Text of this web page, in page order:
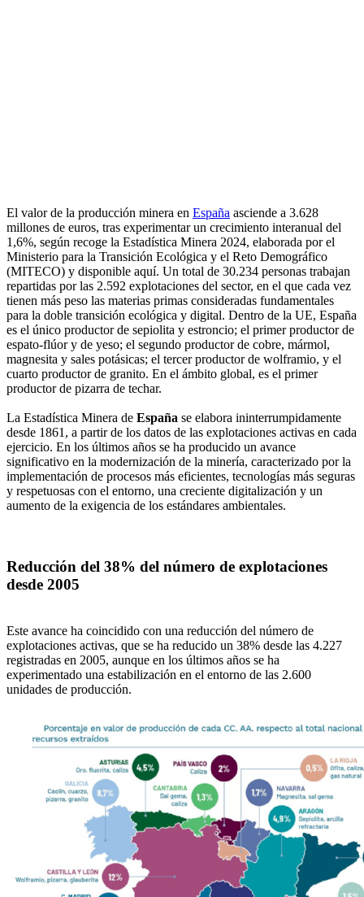
El valor de la producción minera en España asciende a 3.628
millones de euros, tras experimentar un crecimiento interanual del
1,6%, según recoge la Estadística Minera 2024, elaborada por el
Ministerio para la Transición Ecológica y el Reto Demográfico
(MITECO) y disponible aquí. Un total de 30.234 personas trabajan
repartidas por las 2.592 explotaciones del sector, en el que cada vez
tienen más peso las materias primas consideradas fundamentales
para la doble transición ecológica y digital. Dentro de la UE, España
es el único productor de sepiolita y estroncio; el primer productor de
espato-flúor y de yeso; el segundo productor de cobre, mármol,
magnesita y sales potásicas; el tercer productor de wolframio, y el
cuarto productor de granito. En el ámbito global, es el primer
productor de pizarra de techar.
La Estadística Minera de España se elabora ininterrumpidamente
desde 1861, a partir de los datos de las explotaciones activas en cada
ejercicio. En los últimos años se ha producido un avance
significativo en la modernización de la minería, caracterizado por la
implementación de procesos más eficientes, tecnologías más seguras
y respetuosas con el entorno, una creciente digitalización y un
aumento de la exigencia de los estándares ambientales.
Reducción del 38% del número de explotaciones
desde 2005
Este avance ha coincidido con una reducción del número de
explotaciones activas, que se ha reducido un 38% desde las 4.227
registradas en 2005, aunque en los últimos años se ha
experimentado una estabilización en el entorno de las 2.600
unidades de producción.